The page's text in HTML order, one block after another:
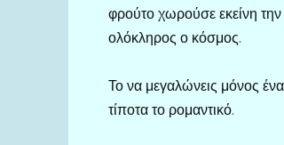
φρούτο χωρούσε εκείνη την
ολόκληρος ο κόσμος.
Το να μεγαλώνεις μόνος
τίποτα το ρομαντικό.